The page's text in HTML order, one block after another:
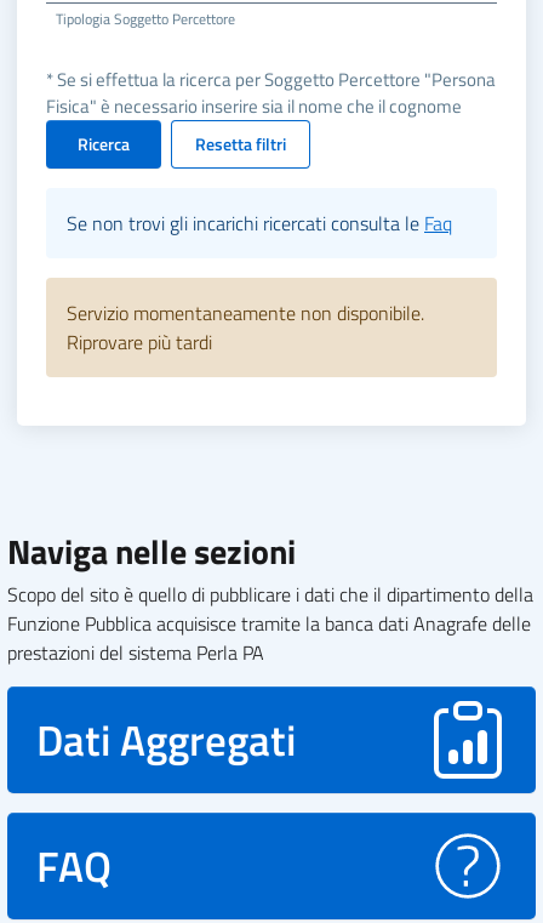
Tipologia Soggetto Percettore
* Se si effettua la ricerca per Soggetto Percettore "Persona
Fisica" è necessario inserire sia il nome che il cognome
Ricerca Resetta filtri
Se non trovi gli incarichi ricercati consulta le Faq
Servizio momentaneamente non disponibile.
Riprovare più tardi
Naviga nelle sezioni
Scopo del sito è quello di pubblicare i dati che il dipartimento della
Funzione Pubblica acquisisce tramite la banca dati Anagrafe delle
prestazioni del sistema Perla PA
Dati Aggregati
FAQ